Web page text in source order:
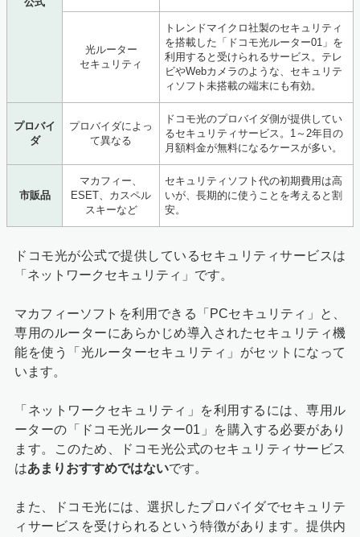
光ルーター
セキュリティ
トレンドマイクロ社製のセキュリティ
を搭載した「ドコモ光ルーター01」を
利用すると受けられるサービス。テレ
ビやWebカメラのような、セキュリテ
ィソフト未搭載の端末にも有効。
プロバイ
ダ
プロバイダによっ
て異なる
ドコモ光のプロバイダ側が提供してい
るセキュリティサービス。1～2年目の
月額料金が無料になるケースが多い。
市販品
マカフィー、
ESET、カスペル
スキーなど
セキュリティソフト代の初期費用は高
いが、長期的に使うことを考えると割
安。
ドコモ光が公式で提供しているセキュリティサービスは
「ネットワークセキュリティ」です。
マカフィーソフトを利用できる「PCセキュリティ」と、
専用のルーターにあらかじめ導入されたセキュリティ機
能を使う「光ルーターセキュリティ」がセットになって
います。
「ネットワークセキュリティ」を利用するには、専用ル
ーターの「ドコモ光ルーター01」を購入する必要があり
ます。このため、ドコモ光公式のセキュリティサービス
はあまりおすすめではないです。
また、ドコモ光には、選択したプロバイダでセキュリテ
ィサービスを受けられるという特徴があります。提供内